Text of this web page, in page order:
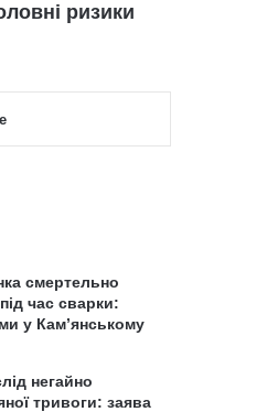
ризики
смертельно
час сварки:
у Кам’янському
негайно
тривоги: заява